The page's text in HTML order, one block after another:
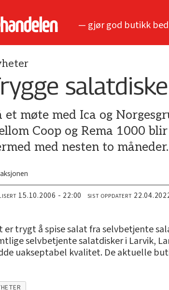
— gjør god butikk
et møte med Ica og
Coop og Rema 1000
med nesten to måneder.
15.10.2006 - 22:00 SIST OPPDATERT
er trygt å spise salat fra selvbetjente
selvbetjente salatdisker i Larvik,
uakseptabel kvalitet. De aktuelle